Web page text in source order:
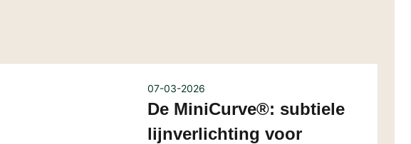
07-03-2026
De MiniCurve®: subtiele
lijnverlichting voor